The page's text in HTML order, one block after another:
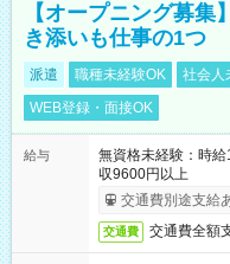
【オープニング募
き添いも仕事の1つ
派遣 職種未経験OK 社会人
WEB登録・面接OK
給与
無資格未経験：時
収9600円以上
交通費別途支給
交通費 交通費全額